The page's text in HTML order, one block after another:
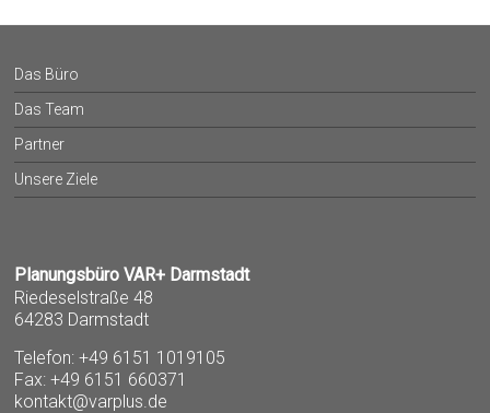
Das Büro
Das Team
Partner
Unsere Ziele
Planungsbüro VAR+ Darmstadt
Riedeselstraße 48
64283 Darmstadt
Telefon: +49 6151 1019105
Fax: +49 6151 660371
kontakt@varplus.de